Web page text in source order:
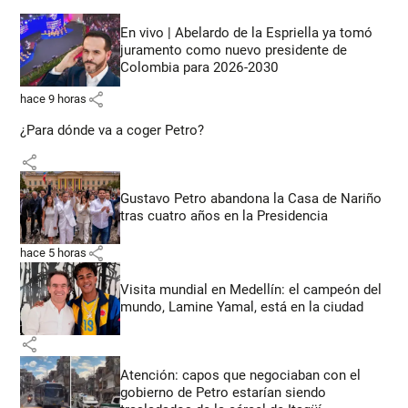
En vivo | Abelardo de la Espriella ya tomó
juramento como nuevo presidente de
Colombia para 2026-2030
hace 9 horas share
¿Para dónde va a coger Petro?
share
Gustavo Petro abandona la Casa de Nariño
tras cuatro años en la Presidencia
hace 5 horas share
Visita mundial en Medellín: el campeón del
mundo, Lamine Yamal, está en la ciudad
share
Atención: capos que negociaban con el
gobierno de Petro estarían siendo